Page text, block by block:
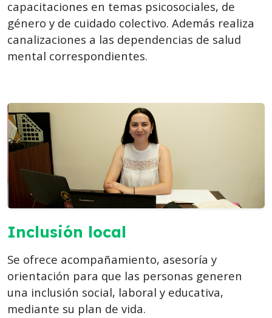
capacitaciones en temas psicosociales, de
género y de cuidado colectivo. Además realiza
canalizaciones a las dependencias de salud
mental correspondientes.
Inclusión local
Se ofrece acompañamiento, asesoría y
orientación para que las personas generen
una inclusión social, laboral y educativa,
mediante su plan de vida.